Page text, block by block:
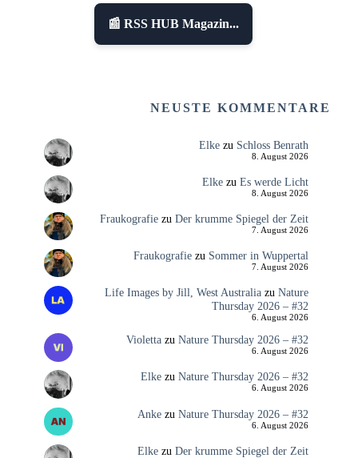
📰 RSS HUB Magazin...
NEUSTE KOMMENTARE
Elkezu Schloss Benrath
8. August 2026
Elkezu Es werde Licht
8. August 2026
Fraukografiezu Der krumme Spiegel der Zeit
7. August 2026
Fraukografiezu Sommer in Wuppertal
7. August 2026
Life Images by Jill, West Australiazu Nature
Thursday 2026 – #32
6. August 2026
Violettazu Nature Thursday 2026 – #32
6. August 2026
Elkezu Nature Thursday 2026 – #32
6. August 2026
Ankezu Nature Thursday 2026 – #32
6. August 2026
Elkezu Der krumme Spiegel der Zeit